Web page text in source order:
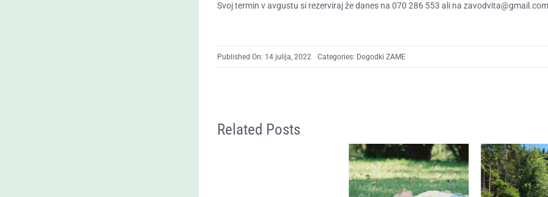
Svoj termin v avgustu si rezerviraj že danes na 070 286 553 ali na zavodvita@gmail.com
Published On: 14 julija, 2022 Categories: Dogodki ZAME
Related Posts